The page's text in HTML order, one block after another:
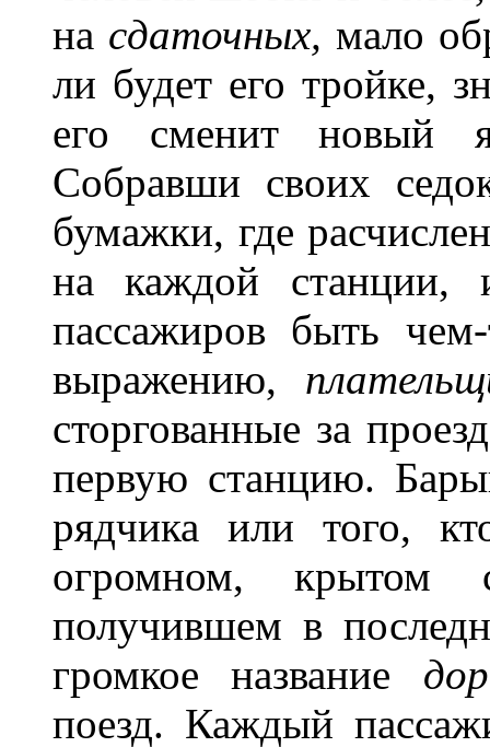
на сдаточных, мало
ли будет его тройке,
его сменит
Собравши своих
бумажки, где
на каждой станции,
пассажиров быть
выражению, платель
сторгованные за
первую станцию.
рядчика или того,
огромном, крытом
получившем в
громкое название
поезд. Каждый